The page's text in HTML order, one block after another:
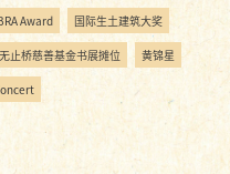
Award 国际生土建筑大奖
无止桥慈善基金书展摊位 黄锦星